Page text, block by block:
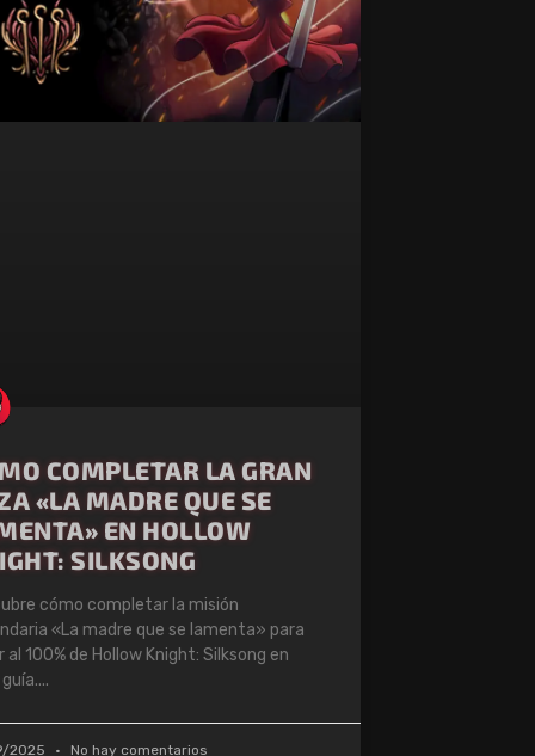
COMPLETAR LA GRAN
«LA MADRE QUE SE
EN HOLLOW
SILKSONG
cómo completar la misión
«La madre que se lamenta» para
al 100% de Hollow Knight: Silksong en
2025 No hay comentarios